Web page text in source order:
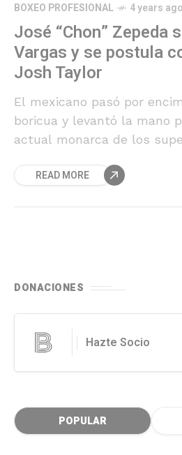
BOXEO PROFESIONAL 4 years ago
José “Chon” Zepeda
Vargas y se postula
Josh Taylor
El mexicano pasó por
boricua y levantó la mano
actual monarca de los
READ MORE
DONACIONES
Hazte Socio
POPULAR